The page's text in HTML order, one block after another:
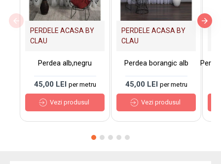
PERDELE ACASA BY
CLAU
Perdea alb,negru
45,00 LEI per metru
Vezi produsul
PERDELE ACASA BY
CLAU
Perdea borangic alb
45,00 LEI per metru
Vezi produsul